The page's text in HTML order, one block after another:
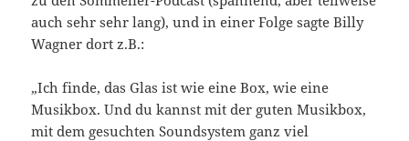
auch sehr sehr lang), und in einer Folge sagte Billy
Wagner dort z.B.:
„Ich finde, das Glas ist wie eine Box, wie eine
Musikbox. Und du kannst mit der guten Musikbox,
mit dem gesuchten Soundsystem ganz viel